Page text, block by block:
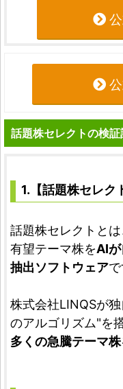
話題株セレクトの検証
1.【話題株セレク
話題株セレクトと
有望テーマ株をAI
抽出ソフトウェアで
株式会社LINQSが
のアルゴリズム"を
多くの急騰テーマ